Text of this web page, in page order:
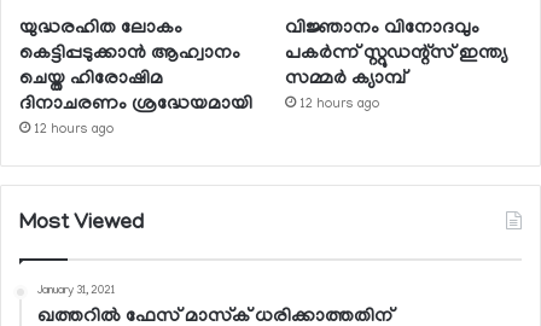
യുദ്ധരഹിത ലോകം
കെട്ടിപ്പടുക്കാന്‍ ആഹ്വാനം
ചെയ്ത ഹിരോഷിമ
ദിനാചരണം ശ്രദ്ധേയമായി
12 hours ago
വിജ്ഞാനം വിനോദവും
പകര്‍ന്ന് സ്റ്റുഡന്റ്‌സ് ഇന്ത്യ
സമ്മര്‍ ക്യാമ്പ്
12 hours ago
Most Viewed
January 31, 2021
ഖത്തറില്‍ ഫേസ് മാസ്‌ക് ധരിക്കാത്തതിന്